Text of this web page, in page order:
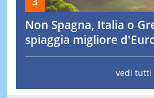
Non Spagna, Italia o
spiaggia migliore
vedi tutti